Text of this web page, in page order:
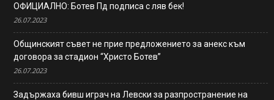
ОФИЦИАЛНО: Ботев Пд подписа с ляв бек!
26.07.2023
Общинският съвет не прие предложението за анекс към
договора за стадион “Христо Ботев”
26.07.2023
Задържаха бивш играч на Левски за разпространение на